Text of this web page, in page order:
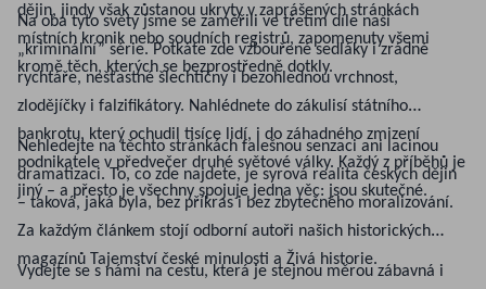
dějin, jindy však zůstanou ukryty v zaprášených stránkách
místních kronik nebo soudních registrů, zapomenuty všemi
kromě těch, kterých se bezprostředně dotkly.
Na oba tyto světy jsme se zaměřili ve třetím díle naší
„kriminální” série. Potkáte zde vzbouřené sedláky i zrádné
rychtáře, nešťastné šlechtičny i bezohlednou vrchnost,
zlodějíčky i falzifikátory. Nahlédnete do zákulisí státního
bankrotu, který ochudil tisíce lidí, i do záhadného zmizení
podnikatele v předvečer druhé světové války. Každý z příběhů je
jiný – a přesto je všechny spojuje jedna věc: jsou skutečné.
Nehledejte na těchto stránkách falešnou senzaci ani lacinou
dramatizaci. To, co zde najdete, je syrová realita českých dějin
– taková, jaká byla, bez příkras i bez zbytečného moralizování.
Za každým článkem stojí odborní autoři našich historických
magazínů Tajemství české minulosti a Živá historie.
Vydejte se s námi na cestu, která je stejnou měrou zábavná i